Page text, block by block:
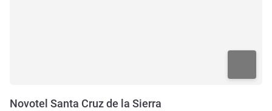
Novotel Santa Cruz de la Sierra